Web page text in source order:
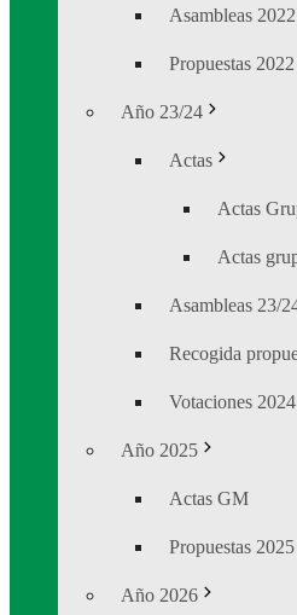
Asambleas 2022
Propuestas 2022
Año 23/24
Actas
Actas
Actas
Asambleas 23/
Recogida
Votaciones 2024
Año 2025
Actas GM
Propuestas 2025
Año 2026